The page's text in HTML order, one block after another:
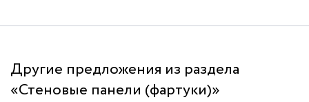
Другие предложения из раздела
«Стеновые панели (фартуки)»